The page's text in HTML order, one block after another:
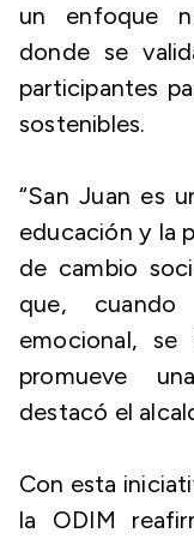
un enfoque
donde se
participantes
sostenibles.
“San Juan es
educación y la
de cambio
que,
emocional,
promueve
destacó el
Con esta
la ODIM